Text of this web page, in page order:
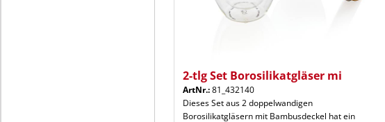
2-tlg Set Borosilikatgläser mi
ArtNr.:81_432140
Dieses Set aus 2 doppelwandigen
Borosilikatgläsern mit Bambusdeckel hat ein